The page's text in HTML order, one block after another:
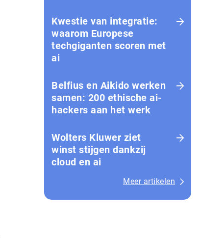
Kwestie van integratie:
waarom Europese
techgiganten scoren met
ai
Belfius en Aikido werken
samen: 200 ethische ai-
hackers aan het werk
Wolters Kluwer ziet
winst stijgen dankzij
cloud en ai
Meer artikelen